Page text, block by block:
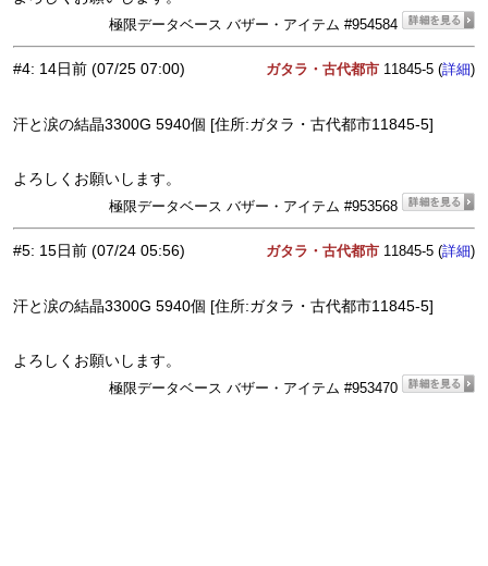
極限データベース バザー・アイテム #954584
#4: 14日前 (07/25 07:00) ガタラ・古代都市 11845-5 (詳細)
汗と涙の結晶3300G 5940個 [住所:ガタラ・古代都市11845-5]
よろしくお願いします。
極限データベース バザー・アイテム #953568
#5: 15日前 (07/24 05:56) ガタラ・古代都市 11845-5 (詳細)
汗と涙の結晶3300G 5940個 [住所:ガタラ・古代都市11845-5]
よろしくお願いします。
極限データベース バザー・アイテム #953470